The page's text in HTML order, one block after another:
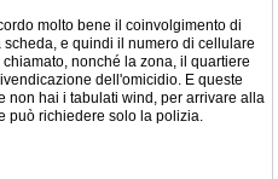
molto bene il coinvolgimento di
e quindi il numero di cellulare
nonché la zona, il quartiere
dell'omicidio. E queste
non hai i tabulati wind, per arrivare alla
può richiedere solo la polizia.